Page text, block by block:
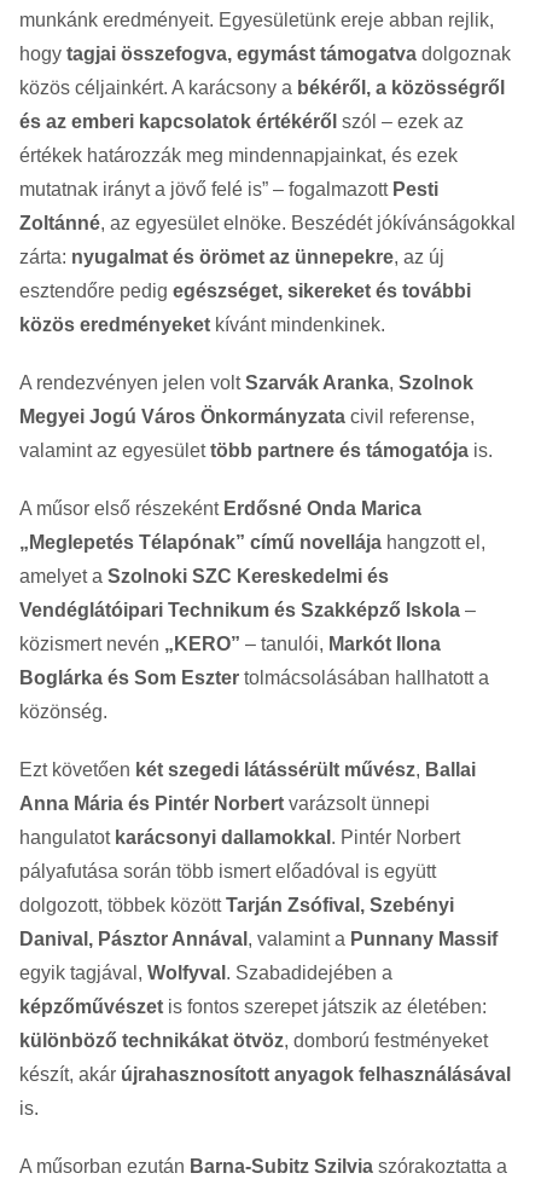
munkánk eredményeit. Egyesületünk ereje abban rejlik,
hogy tagjai összefogva, egymást támogatva dolgoznak
közös céljainkért. A karácsony a békéről, a közösségről
és az emberi kapcsolatok értékéről szól – ezek az
értékek határozzák meg mindennapjainkat, és ezek
mutatnak irányt a jövő felé is” – fogalmazott Pesti
Zoltánné, az egyesület elnöke. Beszédét jókívánságokkal
zárta: nyugalmat és örömet az ünnepekre, az új
esztendőre pedig egészséget, sikereket és további
közös eredményeket kívánt mindenkinek.
A rendezvényen jelen voltSzarvák Aranka, Szolnok
Megyei Jogú Város Önkormányzata civil referense,
valamint az egyesülettöbb partnere és támogatója is.
A műsor első részeként Erdősné Onda Marica
„Meglepetés Télapónak” című novellája hangzott el,
amelyet a Szolnoki SZC Kereskedelmi és
Vendéglátóipari Technikum és Szakképző Iskola –
közismert nevén „KERO” – tanulói, Markót Ilona
Boglárka és Som Eszter tolmácsolásában hallhatott a
közönség.
Ezt követően két szegedi látássérült művész, Ballai
Anna Mária és Pintér Norbert varázsolt ünnepi
hangulatot karácsonyi dallamokkal . Pintér Norbert
pályafutása során több ismert előadóval is együtt
dolgozott, többek közöttTarján Zsófival, Szebényi
Danival, Pásztor Annával , valamint a Punnany Massif
egyik tagjával, Wolfyval . Szabadidejében a
képzőművészet is fontos szerepet játszik az életében:
különböző technikákat ötvöz, domború festményeket
készít, akár újrahasznosított anyagok felhasználásával
is.
A műsorban ezután Barna-Subitz Szilvia szórakoztatta a